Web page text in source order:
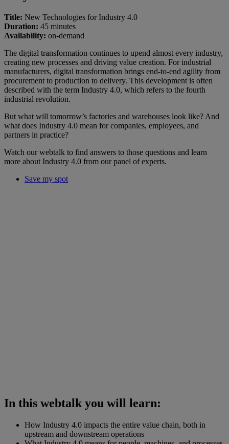
Title: New Technologies for Industry 4.0
Duration: 45 minutes
Availability: on-demand
The digital transformation continues to upend almost every industry,
creating new processes and driving value creation. For industrial
manufacturers, digital transformation brings end-to-end agility from
procurement to production to delivery. This development is often
described with the term Industry 4.0, which refers to the fourth
industrial revolution.
But what will tomorrow’s factories and warehouses look like? And
what does Industry 4.0 mean for companies, employees, and
partners in practice?
Watch our webtalk to find answers to those questions and learn
more about Industry 4.0 from our panel of experts.
Save my spot
In this webtalk you will learn:
How Industry 4.0 impacts the entire value chain, both in
upstream and downstream operations